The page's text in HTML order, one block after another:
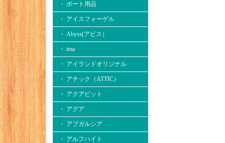
・ ボート用品
・ アイスフォーゲル
・ Abyss(アビス）
・ ima
・ アイランドオリジナル
・ アチック（ATTIC）
・ アクアビット
・ アグア
・ アブガルシア
・ アルフハイト